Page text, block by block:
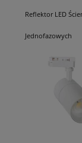
Reflektor LED
Jednofazowych